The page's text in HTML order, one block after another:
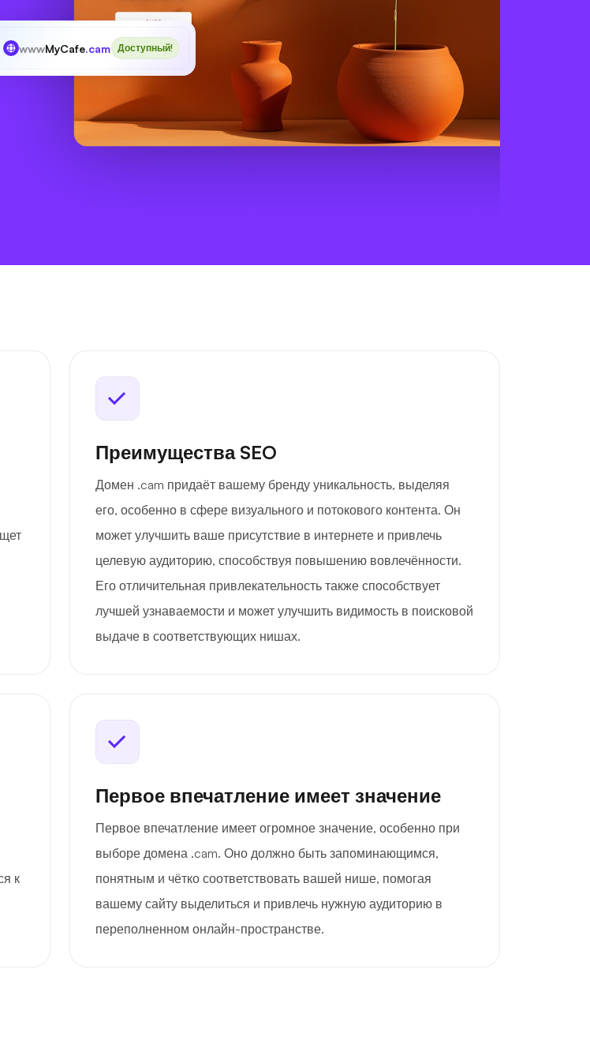
wwwMyCafe.cam Доступный!
Преимущества SEO
Домен .cam придаёт вашему бренду уникальность, выделяя
его, особенно в сфере визуального и потокового контента. Он
может улучшить ваше присутствие в интернете и привлечь
целевую аудиторию, способствуя повышению вовлечённости.
Его отличительная привлекательность также способствует
лучшей узнаваемости и может улучшить видимость в поисковой
выдаче в соответствующих нишах.
к
Первое впечатление имеет значение
Первое впечатление имеет огромное значение, особенно при
выборе домена .cam. Оно должно быть запоминающимся,
понятным и чётко соответствовать вашей нише, помогая
вашему сайту выделиться и привлечь нужную аудиторию в
переполненном онлайн-пространстве.